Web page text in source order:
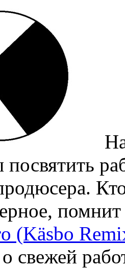
посвятить
(Käsbo
свежей